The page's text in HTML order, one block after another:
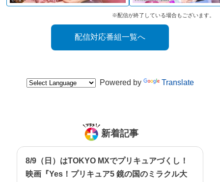
※配信が終了している場合もございます。
配信対応番組一覧へ
Powered by Translate
新着記事
8/9（日）はTOKYO MXでプリキュアづくし！
映画『Yes！プリキュア5 鏡の国のミラクル大